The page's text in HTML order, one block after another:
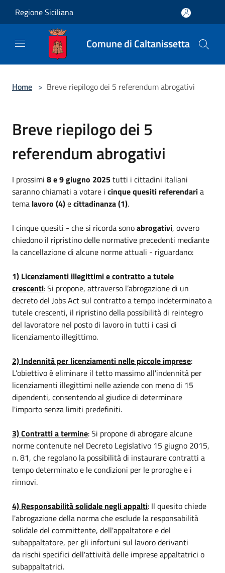
Regione Siciliana
Comune di Caltanissetta
Home > Breve riepilogo dei 5 referendum abrogativi
Breve riepilogo dei 5
referendum abrogativi
I prossimi 8 e 9 giugno 2025tutti i cittadini italiani
saranno chiamati a votare i cinque quesiti referendaria
tema lavoro (4)ecittadinanza (1).
I cinque quesiti - che si ricorda sonoabrogativi, ovvero
chiedono il ripristino delle normative precedenti mediante
la cancellazione di alcune norme attuali - riguardano:
1) Licenziamenti illegittimi e contratto a tutele
crescenti: Si propone, attraverso l’abrogazione di un
decreto del Jobs Act sul contratto a tempo indeterminato a
tutele crescenti, il ripristino della possibilità di reintegro
del lavoratore nel posto di lavoro in tutti i casi di
licenziamento illegittimo.
2) Indennità per licenziamenti nelle piccole imprese:
L’obiettivo è eliminare il tetto massimo all'indennità per
licenziamenti illegittimi nelle aziende con meno di 15
dipendenti, consentendo al giudice di determinare
l'importo senza limiti predefiniti.
3) Contratti a termine: Si propone di abrogare alcune
norme contenute nel Decreto Legislativo 15 giugno 2015,
n. 81, che regolano la possibilità di instaurare contratti a
tempo determinato e le condizioni per le proroghe e i
rinnovi.
4) Responsabilità solidale negli appalti: Il quesito chiede
l'abrogazione della norma che esclude la responsabilità
solidale del committente, dell'appaltatore e del
subappaltatore, per gli infortuni sul lavoro derivanti
da rischi specifici dell'attività delle imprese appaltatrici o
subappaltatrici.